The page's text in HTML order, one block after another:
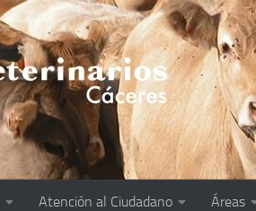
Atención al Ciudadano Áreas